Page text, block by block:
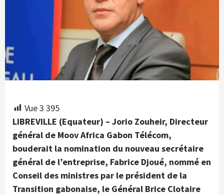
Vue3 395
LIBREVILLE (Equateur) – Jorio Zouheir, Directeur
général de Moov Africa Gabon Télécom,
bouderait la nomination du nouveau secrétaire
général de l’entreprise, Fabrice Djoué, nommé en
Conseil des ministres par le président de la
Transition gabonaise, le Général Brice Clotaire